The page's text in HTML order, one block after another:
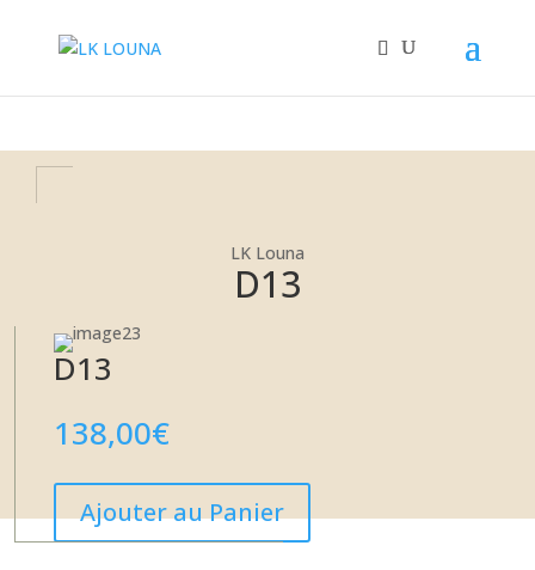
LK Louna
LK Louna
D13
D13
138,00€
Ajouter au Panier